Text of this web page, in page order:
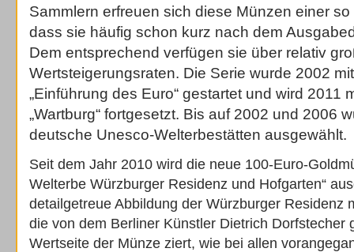
Sammlern erfreuen sich diese Münzen einer
dass sie häufig schon kurz nach dem
Dem entsprechend verfügen sie über relativ
Wertsteigerungsraten. Die Serie wurde 2002
„Einführung des Euro“ gestartet und wird 2011
„Wartburg“ fortgesetzt. Bis auf 2002 und 2006
deutsche Unesco-Welterbestätten ausgewählt.
Seit dem Jahr 2010 wird die neue 100-Euro-
Welterbe Würzburger Residenz und Hofgarten“
detailgetreue Abbildung der Würzburger Residenz
die von dem Berliner Künstler Dietrich Dorfstecher
Wertseite der Münze ziert, wie bei allen